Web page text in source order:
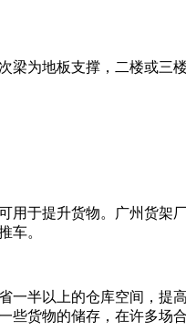
为地板支撑，二楼或三
于提升货物。广州货架
车。
半以上的仓库空间，提
货物的储存，在许多场